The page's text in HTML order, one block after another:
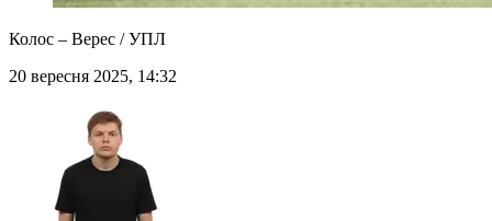
Колос – Верес / УПЛ
20 вересня 2025, 14:32